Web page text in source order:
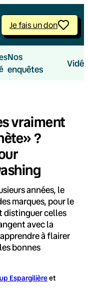
Je fais un don
Nos
enquêtes
vraiment
?
années, le
marques, pour le
distinguer celles
avec la
à flairer
bonnes
Espargilièreet